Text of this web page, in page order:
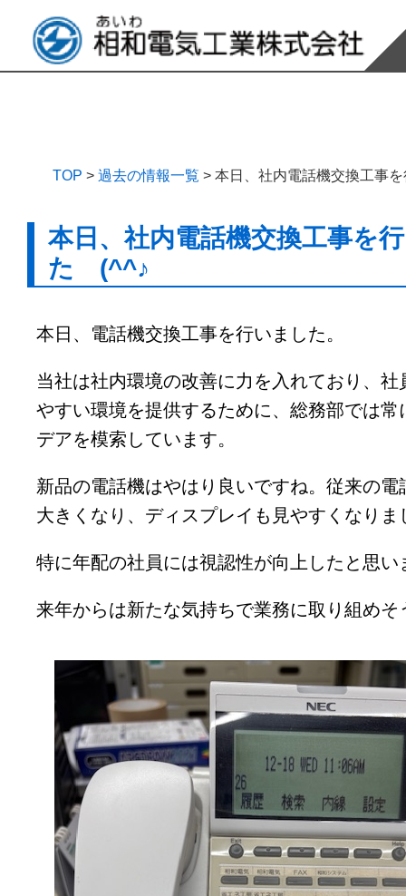
TOP > 過去の情報一覧 > 本日、社内電話機交換工事
本日、社内電話機交換工事を
た (^^♪
本日、電話機交換工事を行いました。
当社は社内環境の改善に力を入れており、社
やすい環境を提供するために、総務部では常
デアを模索しています。
新品の電話機はやはり良いですね。従来の電
大きくなり、ディスプレイも見やすくなりま
特に年配の社員には視認性が向上したと思い
来年からは新たな気持ちで業務に取り組め